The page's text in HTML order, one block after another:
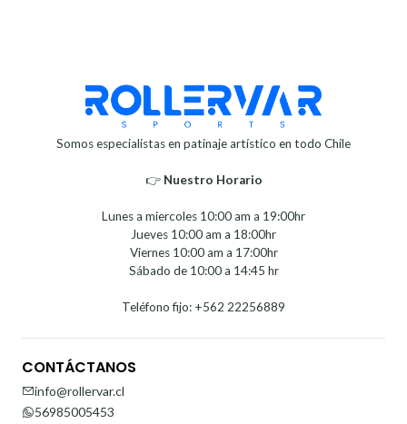
Somos especialistas en patinaje artístico en todo Chile
👉 Nuestro Horario⁣⁣
Lunes a miercoles 10:00 am a 19:00hr
Jueves 10:00 am a 18:00hr
Viernes 10:00 am a 17:00hr
Sábado de 10:00 a 14:45 hr
Teléfono fijo: +562 22256889
CONTÁCTANOS
info@rollervar.cl
56985005453